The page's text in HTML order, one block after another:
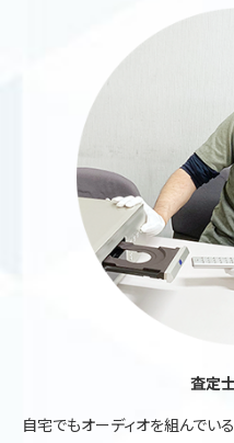
査定
自宅でもオーディオを組んでい